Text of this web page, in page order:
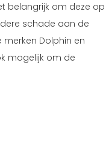
belangrijk om deze op
schade aan de
merken Dolphin en
mogelijk om de